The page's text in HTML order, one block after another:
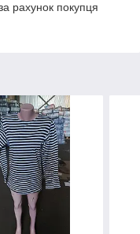
рахунок покупця